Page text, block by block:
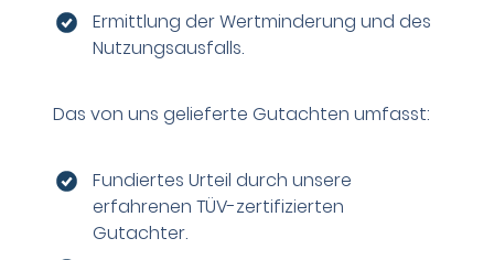
Ermittlung der Wertminderung und des
Nutzungsausfalls.
Das von uns gelieferte Gutachten umfasst:
Fundiertes Urteil durch unsere
erfahrenen TÜV-zertifizierten
Gutachter.